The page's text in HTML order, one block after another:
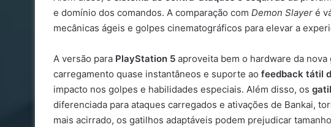
e domínio dos comandos. A comparação com Demon Slayer é
mecânicas ágeis e golpes cinematográficos para elevar a
A versão para PlayStation 5 aproveita bem o hardware da
carregamento quase instantâneos e suporte ao feedback tátil
impacto nos golpes e habilidades especiais. Além disso, os
diferenciada para ataques carregados e ativações de Bankai,
mais acirrado, os gatilhos adaptáveis podem prejudicar